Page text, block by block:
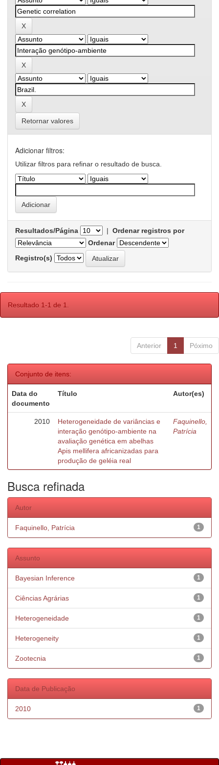
Retornar valores
Adicionar filtros:
Utilizar filtros para refinar o resultado de busca.
Resultados/Página | Ordenar registros por
Ordenar
Registro(s)
Resultado 1-1 de 1.
Anterior 1 Póximo
Conjunto de itens:
Data do
documento
Título Autor(es)
2010
Heterogeneidade de variâncias e
interação genótipo-ambiente na
avaliação genética em abelhas
Apis mellifera africanizadas para
produção de geléia real
Faquinello,
Patrícia
Busca refinada
Autor
1
Faquinello, Patrícia
Assunto
1
Bayesian Inference
1
Ciências Agrárias
1
Heterogeneidade
1
Heterogeneity
1
Zootecnia
Data de Publicação
1
2010